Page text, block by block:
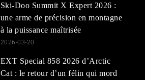
Ski-Doo Summit X Expert 2026 :
une arme de précision en montagne
à la puissance maîtrisée
2026-03-20
EXT Special 858 2026 d’Arctic
Cat : le retour d’un félin qui mord